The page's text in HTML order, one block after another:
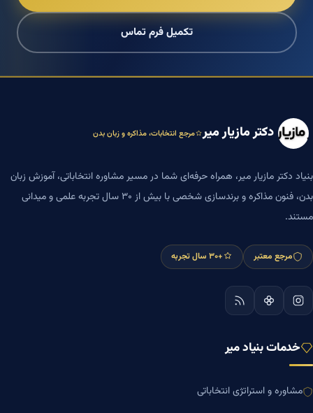
تکمیل فرم تماس
دکتر مازیار میر مرجع انتخابات، مذاکره و زبان بدن
بنیاد دکتر مازیار میر، همراه حرفه‌ای شما در مسیر مشاوره انتخاباتی، آموزش زبان
بدن، فنون مذاکره و برندسازی شخصی با بیش از ۳۰ سال تجربه علمی و میدانی
مستند.
مرجع معتبر +۳۰ سال تجربه
خدمات بنیاد میر
مشاوره و استراتژی انتخاباتی